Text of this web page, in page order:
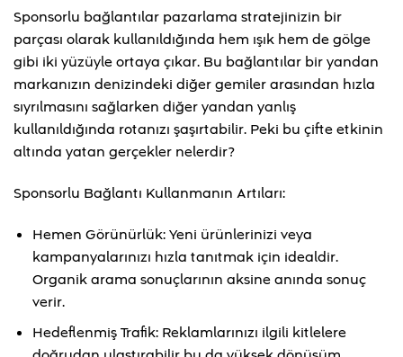
Sponsorlu bağlantılar pazarlama stratejinizin bir
parçası olarak kullanıldığında hem ışık hem de gölge
gibi iki yüzüyle ortaya çıkar. Bu bağlantılar bir yandan
markanızın denizindeki diğer gemiler arasından hızla
sıyrılmasını sağlarken diğer yandan yanlış
kullanıldığında rotanızı şaşırtabilir. Peki bu çifte etkinin
altında yatan gerçekler nelerdir?
Sponsorlu Bağlantı Kullanmanın Artıları:
Hemen Görünürlük: Yeni ürünlerinizi veya
kampanyalarınızı hızla tanıtmak için idealdir.
Organik arama sonuçlarının aksine anında sonuç
verir.
Hedeflenmiş Trafik: Reklamlarınızı ilgili kitlelere